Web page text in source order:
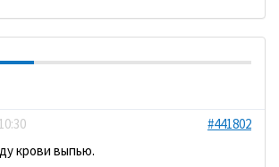
#441802
крови выпью.